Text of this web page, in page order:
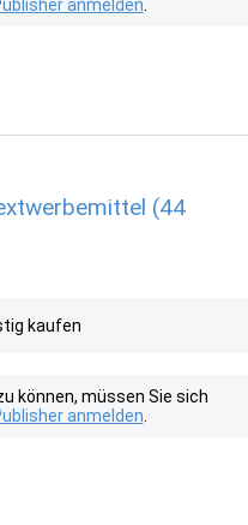
anmelden
(44
kaufen
können, müssen Sie sich
anmelden